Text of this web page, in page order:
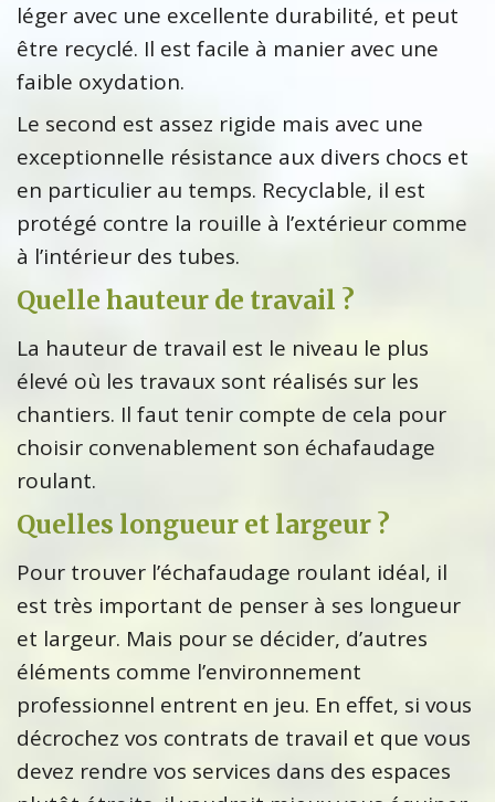
léger avec une excellente durabilité, et peut
être recyclé. Il est facile à manier avec une
faible oxydation.
Le second est assez rigide mais avec une
exceptionnelle résistance aux divers chocs et
en particulier au temps. Recyclable, il est
protégé contre la rouille à l’extérieur comme
à l’intérieur des tubes.
Quelle hauteur de travail ?
La hauteur de travail est le niveau le plus
élevé où les travaux sont réalisés sur les
chantiers. Il faut tenir compte de cela pour
choisir convenablement son échafaudage
roulant.
Quelles longueur et largeur ?
Pour trouver l’échafaudage roulant idéal, il
est très important de penser à ses longueur
et largeur. Mais pour se décider, d’autres
éléments comme l’environnement
professionnel entrent en jeu. En effet, si vous
décrochez vos contrats de travail et que vous
devez rendre vos services dans des espaces